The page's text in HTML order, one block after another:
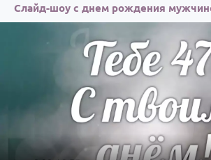
Открытки
Стихи и тексты
С Днем рождения
Юбилей
Свадьба
ОТЗЫВЫ
Слайд-шоу с днем рождения